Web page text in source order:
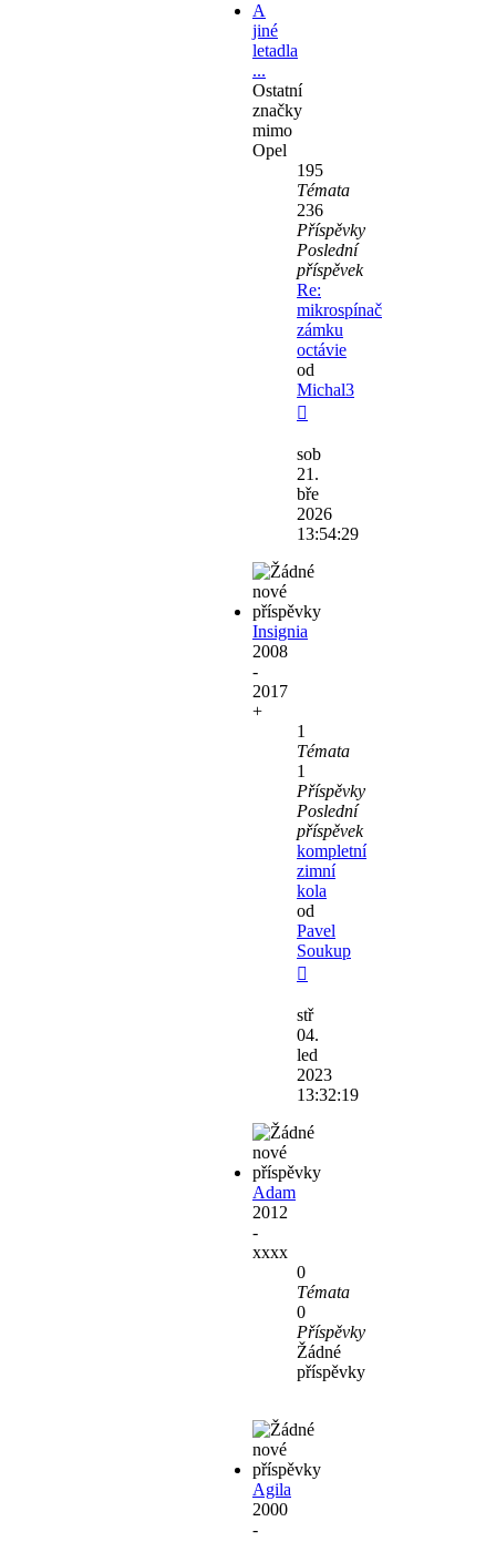
A
jiné
letadla
...
Ostatní
značky
mimo
Opel
195
Témata
236
Příspěvky
Poslední
příspěvek
Re:
mikrospínač
zámku
octávie
od
Michal3
poslední
příspěvek
sob
21.
bře
2026
13:54:29
Insignia
2008
-
2017
+
1
Témata
1
Příspěvky
Poslední
příspěvek
kompletní
zimní
kola
od
Pavel
Soukup
poslední
příspěvek
stř
04.
led
2023
13:32:19
Adam
2012
-
xxxx
0
Témata
0
Příspěvky
Žádné
příspěvky
Agila
2000
-